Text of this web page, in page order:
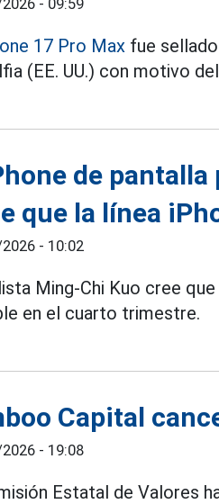
- 09:59
17 Pro Max fue
(EE. UU.) con motivo
de
que la línea
- 10:02
Ming-Chi Kuo cree
en el cuarto trimestre.
Capital
- 19:08
Estatal de Valores